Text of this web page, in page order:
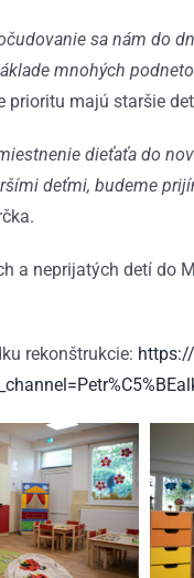
sa nám do
mnohých
prioritu majú staršie
dieťaťa do
deťmi, budeme
a neprijatých detí do
rekonštrukcie: